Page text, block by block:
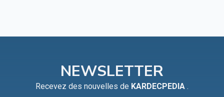
NEWSLETTER
Recevez des nouvelles de KARDECPEDIA .